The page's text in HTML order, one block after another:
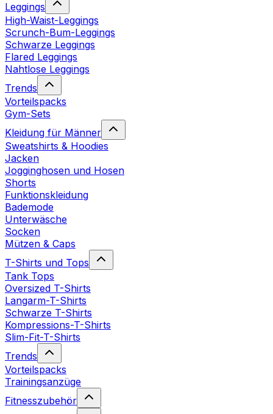
Leggings
High-Waist-Leggings
Scrunch-Bum-Leggings
Schwarze Leggings
Flared Leggings
Nahtlose Leggings
Trends
Vorteilspacks
Gym-Sets
Kleidung für Männer
Sweatshirts & Hoodies
Jacken
Jogginghosen und Hosen
Shorts
Funktionskleidung
Bademode
Unterwäsche
Socken
Mützen & Caps
T-Shirts und Tops
Tank Tops
Oversized T-Shirts
Langarm-T-Shirts
Schwarze T-Shirts
Kompressions-T-Shirts
Slim-Fit-T-Shirts
Trends
Vorteilspacks
Trainingsanzüge
Fitnesszubehör